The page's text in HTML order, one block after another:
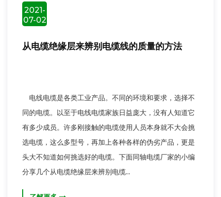
2021-
07-02
从电缆绝缘层来辨别电缆线的质量的方法
电线电缆是各类工业产品。不同的环境和要求，选择不
同的电缆。以至于电线电缆家族日益庞大，没有人知道它
有多少成员。许多刚接触的电缆使用人员本身就不大会挑
选电缆，这么多型号，再加上各种各样的伪劣产品，更是
头大不知道如何挑选好的电缆。下面同轴电缆厂家的小编
分享几个从电缆绝缘层来辨别电缆...